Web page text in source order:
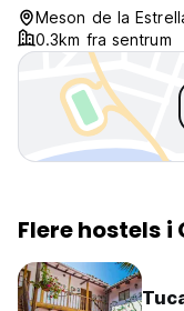
Meson de la
0.3km fra sentrum
Flere hostels i